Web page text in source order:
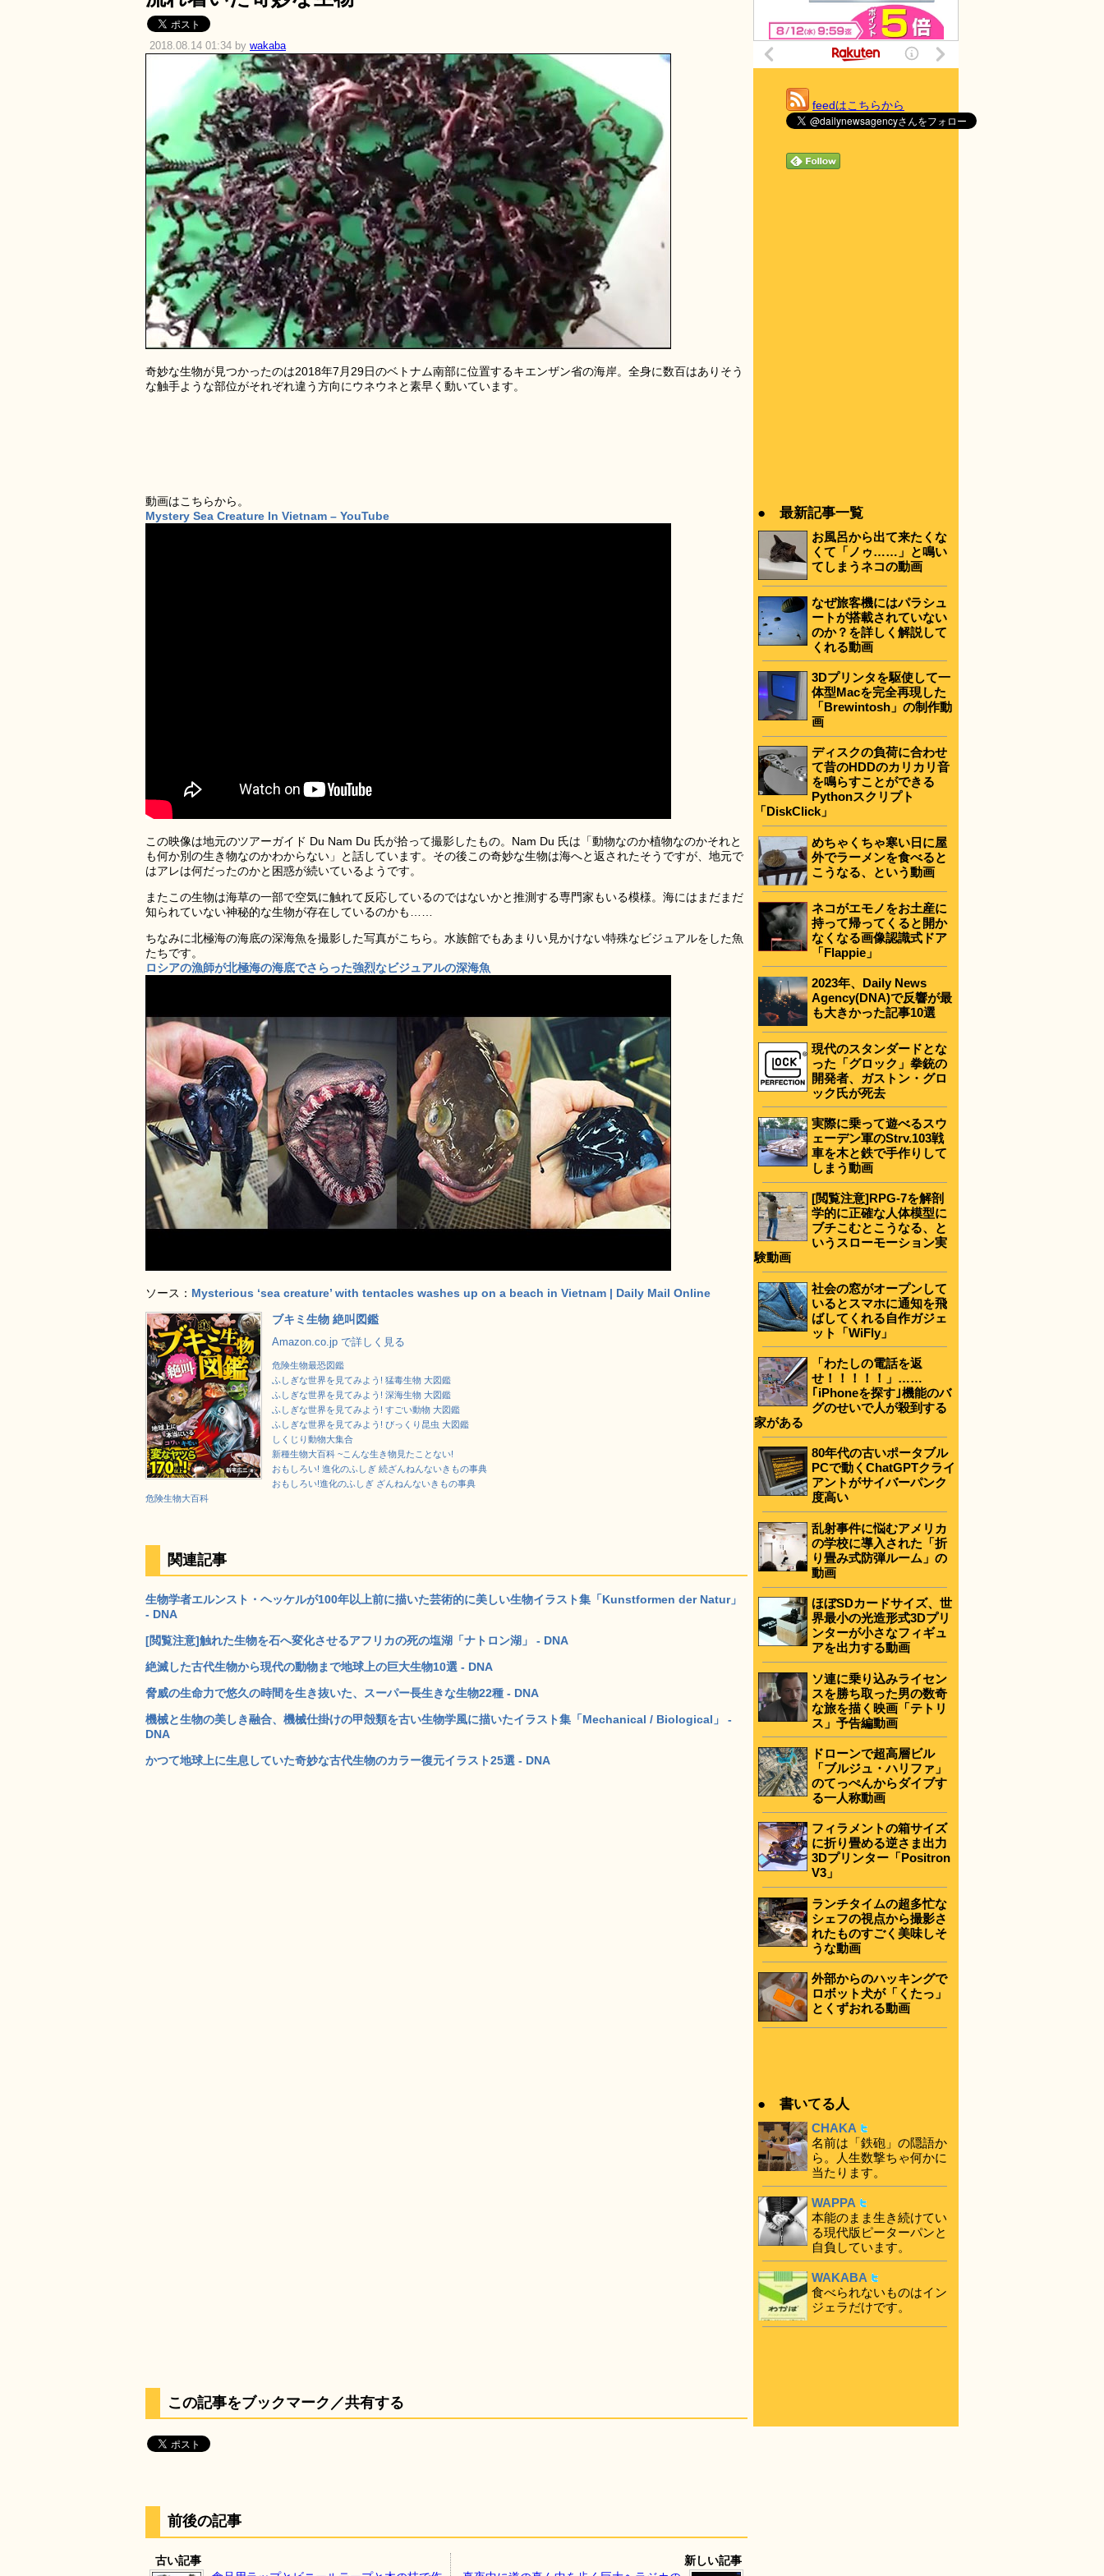
2018.08.14 01:34 by wakaba
奇妙な生物が見つかったのは2018年7月29日のベトナム南部に位置するキエンザン省の海岸。全身に数百はありそう
な触手ような部位がそれぞれ違う方向にウネウネと素早く動いています。
動画はこちらから。
Mystery Sea Creature In Vietnam – YouTube
この映像は地元のツアーガイド Du Nam Du 氏が拾って撮影したもの。Nam Du 氏は「動物なのか植物なのかそれと
も何か別の生き物なのかわからない」と話しています。その後この奇妙な生物は海へと返されたそうですが、地元で
はアレは何だったのかと困惑が続いているようです。
またこの生物は海草の一部で空気に触れて反応しているのではないかと推測する専門家もいる模様。海にはまだまだ
知られていない神秘的な生物が存在しているのかも……
ちなみに北極海の海底の深海魚を撮影した写真がこちら。水族館でもあまりい見かけない特殊なビジュアルをした魚
たちです。
ロシアの漁師が北極海の海底でさらった強烈なビジュアルの深海魚
ソース： Mysterious ‘sea creature’ with tentacles washes up on a beach in Vietnam | Daily Mail Online
ブキミ生物 絶叫図鑑
Amazon.co.jp で詳しく見る
危険生物最恐図鑑
ふしぎな世界を見てみよう! 猛毒生物 大図鑑
ふしぎな世界を見てみよう! 深海生物 大図鑑
ふしぎな世界を見てみよう! すごい動物 大図鑑
ふしぎな世界を見てみよう! びっくり昆虫 大図鑑
しくじり動物大集合
新種生物大百科 ~こんな生き物見たことない!
おもしろい! 進化のふしぎ 続ざんねんないきもの事典
おもしろい!進化のふしぎ ざんねんないきもの事典
危険生物大百科
関連記事
生物学者エルンスト・ヘッケルが100年以上前に描いた芸術的に美しい生物イラスト集「Kunstformen der Natur」
- DNA
[閲覧注意]触れた生物を石へ変化させるアフリカの死の塩湖「ナトロン湖」 - DNA
絶滅した古代生物から現代の動物まで地球上の巨大生物10選 - DNA
脅威の生命力で悠久の時間を生き抜いた、スーパー長生きな生物22種 - DNA
機械と生物の美しき融合、機械仕掛けの甲殻類を古い生物学風に描いたイラスト集「Mechanical / Biological」 -
DNA
かつて地球上に生息していた奇妙な古代生物のカラー復元イラスト25選 - DNA
この記事をブックマーク／共有する
前後の記事
古い記事
新しい記事
feedはこちらから
● 最新記事一覧
お風呂から出て来たくな
くて「ノゥ……」と鳴い
てしまうネコの動画
なぜ旅客機にはパラシュ
ートが搭載されていない
のか？を詳しく解説して
くれる動画
3Dプリンタを駆使して一
体型Macを完全再現した
「Brewintosh」の制作動
画
ディスクの負荷に合わせ
て昔のHDDのカリカリ音
を鳴らすことができる
Pythonスクリプト
「DiskClick」
めちゃくちゃ寒い日に屋
外でラーメンを食べると
こうなる、という動画
ネコがエモノをお土産に
持って帰ってくると開か
なくなる画像認識式ドア
「Flappie」
2023年、Daily News
Agency(DNA)で反響が最
も大きかった記事10選
現代のスタンダードとな
った「グロック」拳銃の
開発者、ガストン・グロ
ック氏が死去
実際に乗って遊べるスウ
ェーデン軍のStrv.103戦
車を木と鉄で手作りして
しまう動画
[閲覧注意]RPG-7を解剖
学的に正確な人体模型に
ブチこむとこうなる、と
いうスローモーション実
験動画
社会の窓がオープンして
いるとスマホに通知を飛
ばしてくれる自作ガジェ
ット「WiFly」
「わたしの電話を返
せ！！！！！」……
｢iPhoneを探す｣機能のバ
グのせいで人が殺到する
家がある
80年代の古いポータブル
PCで動くChatGPTクライ
アントがサイバーパンク
度高い
乱射事件に悩むアメリカ
の学校に導入された「折
り畳み式防弾ルーム」の
動画
ほぼSDカードサイズ、世
界最小の光造形式3Dプリ
ンターが小さなフィギュ
アを出力する動画
ソ連に乗り込みライセン
スを勝ち取った男の数奇
な旅を描く映画「テトリ
ス」予告編動画
ドローンで超高層ビル
「ブルジュ・ハリファ」
のてっぺんからダイブす
る一人称動画
フィラメントの箱サイズ
に折り畳める逆さま出力
3Dプリンター「Positron
V3」
ランチタイムの超多忙な
シェフの視点から撮影さ
れたものすごく美味しそ
うな動画
外部からのハッキングで
ロボット犬が「くたっ」
とくずおれる動画
● 書いてる人
CHAKA
名前は「鉄砲」の隠語か
ら。人生数撃ちゃ何かに
当たります。
WAPPA
本能のまま生き続けてい
る現代版ピーターパンと
自負しています。
WAKABA
食べられないものはイン
ジェラだけです。